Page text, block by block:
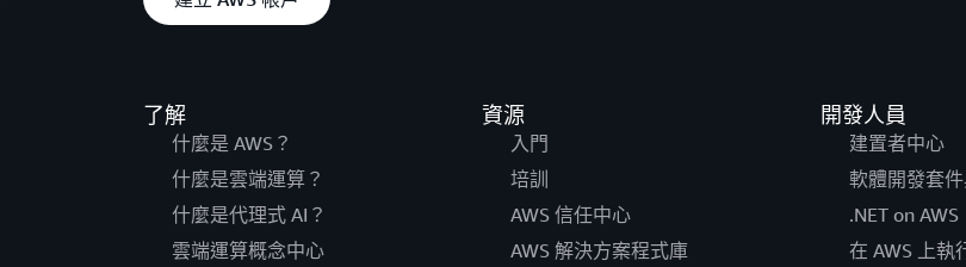
了解
什麼是 AWS？
什麼是雲端運算？
什麼是代理式 AI？
雲端運算概念中心
資源
入門
培訓
AWS 信任中心
AWS 解決方案程式庫
開發人員
建置者中心
軟體開發套
.NET on AWS
在 AWS 上執